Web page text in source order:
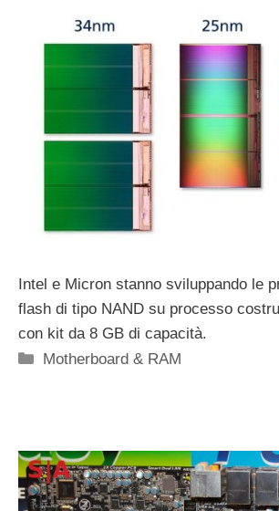
Intel e Micron stanno sviluppando le
flash di tipo NAND su processo
con kit da 8 GB di capacità.
Categorie
Motherboard & RAM